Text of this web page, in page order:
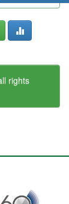
rights